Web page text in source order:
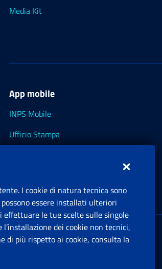
Media Kit
App mobile
INPS Mobile
Ufficio Stampa
Sede Legale: Via Ciro il Grande, 21
00144 Roma
P.IVA 02121151001
I cookie di natura tecnica sono
essere installati ulteriori
effettuare le tue scelte sulle singole
dei cookie non tecnici,
di più rispetto ai cookie, consulta la